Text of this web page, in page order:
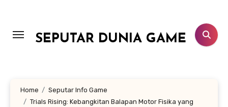
konten
SEPUTAR DUNIA GAME
Home
Seputar Info Game
Trials Rising: Kebangkitan Balapan Motor Fisika yang